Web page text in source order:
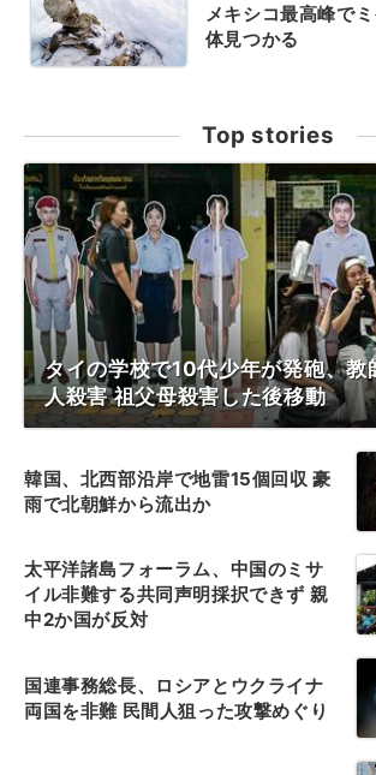
メキシコ最高峰で
体見つかる
Top stories
タイの学校で10代少年が発砲、教
人殺害 祖父母殺害した後移動
韓国、北西部沿岸で地雷15個回収 豪
雨で北朝鮮から流出か
太平洋諸島フォーラム、中国のミサ
イル非難する共同声明採択できず 親
中2か国が反対
国連事務総長、ロシアとウクライナ
両国を非難 民間人狙った攻撃めぐり